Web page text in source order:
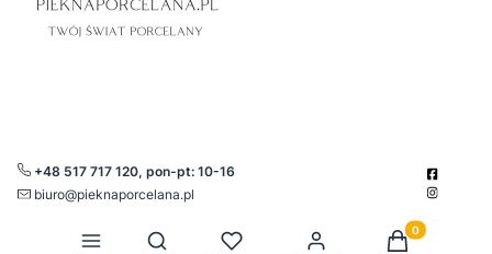
+48 517 717 120, pon-pt: 10-16
biuro@pieknaporcelana.pl
Otwórz wyszukiwarkę Produkty w